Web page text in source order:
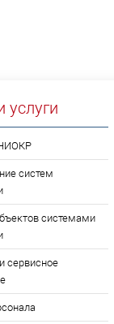
услуги
систем
системами
сервисное